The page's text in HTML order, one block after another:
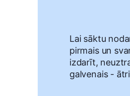
Lai sāktu
pirmais un
izdarīt,
galvenais -